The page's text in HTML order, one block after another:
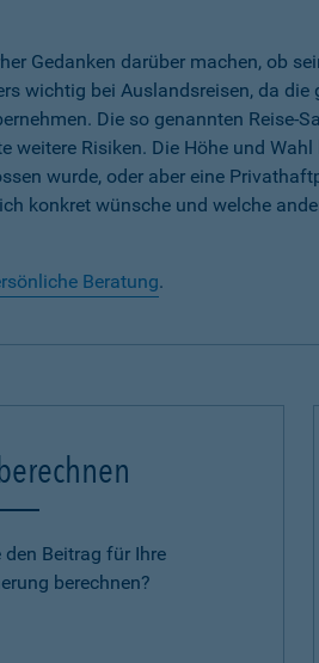
Gedanken darüber machen, ob
wichtig bei Auslandsreisen, da
Die so genannten Reise-
Risiken. Die Höhe und
wurde, oder aber eine
konkret wünsche und welche
Beratung.
Beitrag für Ihre
berechnen?